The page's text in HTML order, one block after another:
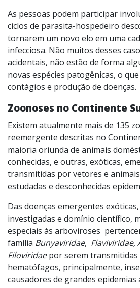
As pessoas podem participar
ciclos de parasita-hospedeiro
tornarem um novo elo em uma
infecciosa. Não muitos desses
acidentais, não estão de forma
novas espécies patogênicas, o
contágios e produção de doenças.
Zoonoses no Continente
Existem atualmente mais de 135
reemergente descritas no
maioria oriunda de animais
conhecidas, e outras, exóticas,
transmitidas por vetores e
estudadas e desconhecidas
Das doenças emergentes
investigadas e domínio científico,
especiais às arboviroses
família Bunyaviridae, Flaviviridae,
Filoviridaepor serem
hematófagos, principalmente,
causadores de grandes